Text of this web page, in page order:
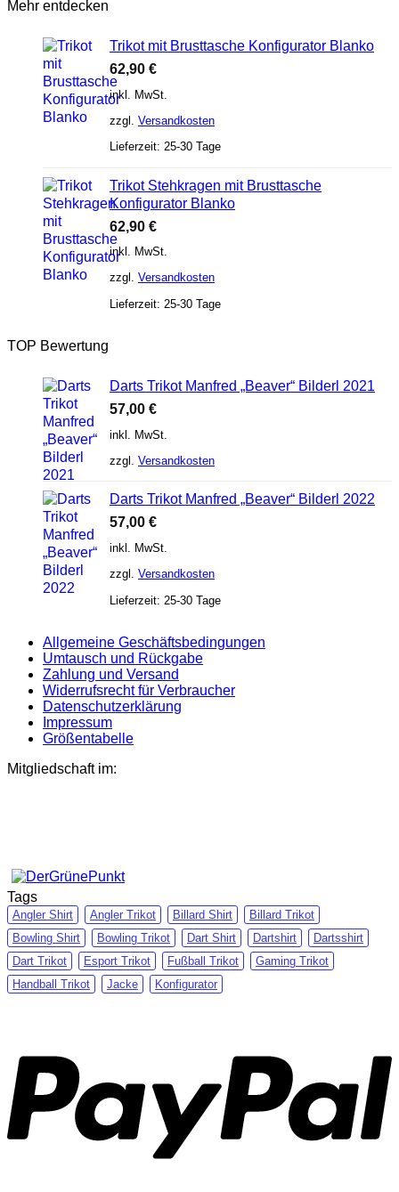
Mehr entdecken
Trikot mit Brusttasche Konfigurator Blanko
62,90 €
inkl. MwSt.
zzgl. Versandkosten
Lieferzeit: 25-30 Tage
Trikot Stehkragen mit Brusttasche
Konfigurator Blanko
62,90 €
inkl. MwSt.
zzgl. Versandkosten
Lieferzeit: 25-30 Tage
TOP Bewertung
Darts Trikot Manfred „Beaver“ Bilderl 2021
57,00 €
inkl. MwSt.
zzgl. Versandkosten
Darts Trikot Manfred „Beaver“ Bilderl 2022
57,00 €
inkl. MwSt.
zzgl. Versandkosten
Lieferzeit: 25-30 Tage
Allgemeine Geschäftsbedingungen
Umtausch und Rückgabe
Zahlung und Versand
Widerrufsrecht für Verbraucher
Datenschutzerklärung
Impressum
Größentabelle
Mitgliedschaft im:
Tags
Angler Shirt Angler Trikot Billard Shirt
Billard Trikot
Bowling Shirt
Bowling Trikot Dart Shirt Dartshirt
Dartsshirt
Dart Trikot
Esport Trikot Fußball Trikot
Gaming Trikot
Handball Trikot
Jacke Konfigurator